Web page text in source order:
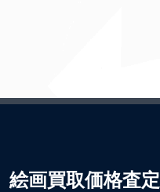
絵画買取価格査定